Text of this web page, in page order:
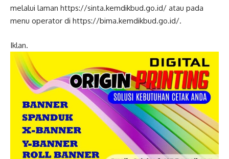
melalui laman https://sinta.kemdikbud.go.id/ atau pada
menu operator di https://bima.kemdikbud.go.id/.
Iklan.